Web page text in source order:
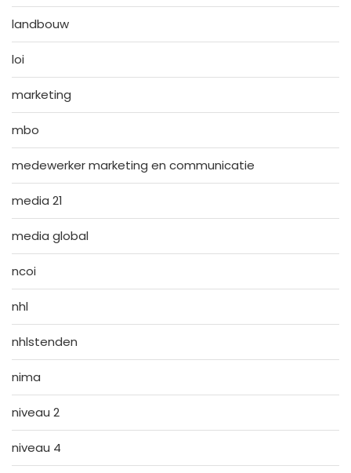
landbouw
loi
marketing
mbo
medewerker marketing en communicatie
media 21
media global
ncoi
nhl
nhlstenden
nima
niveau 2
niveau 4